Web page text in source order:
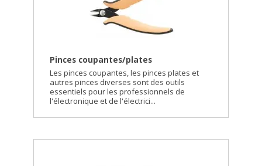
Pinces coupantes/plates
Les pinces coupantes, les pinces plates et
autres pinces diverses sont des outils
essentiels pour les professionnels de
l'électronique et de l'électrici...